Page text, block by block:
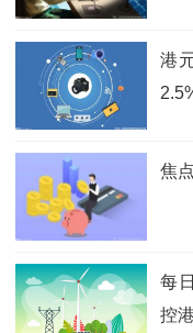
港
焦
每
控